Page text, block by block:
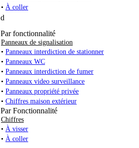
• À coller
d
Par fonctionnalité
Panneaux de signalisation
• Panneaux interdiction de stationner
• Panneaux WC
• Panneaux interdiction de fumer
• Panneaux video surveillance
• Panneaux propriété privée
• Chiffres maison extérieur
Par Fonctionnalité
Chiffres
• À visser
• À coller